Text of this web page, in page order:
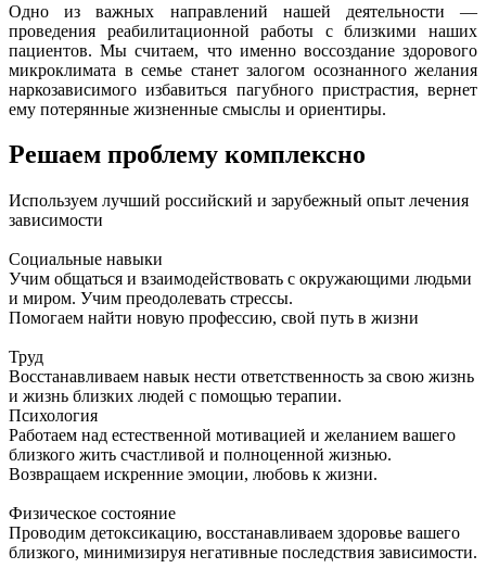
Одно из важных направлений нашей деятельности —
проведения реабилитационной работы с близкими наших
пациентов. Мы считаем, что именно воссоздание здорового
микроклимата в семье станет залогом осознанного желания
наркозависимого избавиться пагубного пристрастия, вернет
ему потерянные жизненные смыслы и ориентиры.
Решаем проблему комплексно
Используем лучший российский и зарубежный опыт лечения
зависимости
Социальные навыки
Учим общаться и взаимодействовать с окружающими людьми
и миром. Учим преодолевать стрессы.
Помогаем найти новую профессию, свой путь в жизни
Труд
Восстанавливаем навык нести ответственность за свою жизнь
и жизнь близких людей с помощью терапии.
Психология
Работаем над естественной мотивацией и желанием вашего
близкого жить счастливой и полноценной жизнью.
Возвращаем искренние эмоции, любовь к жизни.
Физическое состояние
Проводим детоксикацию, восстанавливаем здоровье вашего
близкого, минимизируя негативные последствия зависимости.